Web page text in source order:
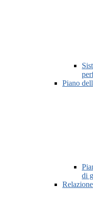
Piano
di